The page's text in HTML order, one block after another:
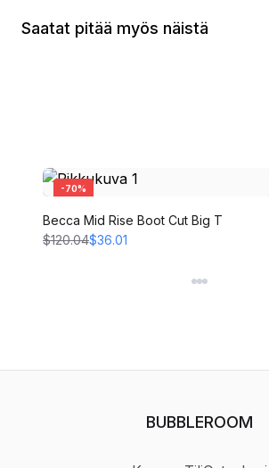
Saatat pitää myös näistä
-70%
Becca Mid Rise Boot Cut Big T
$120.04$36.01
BUBBLEROOM